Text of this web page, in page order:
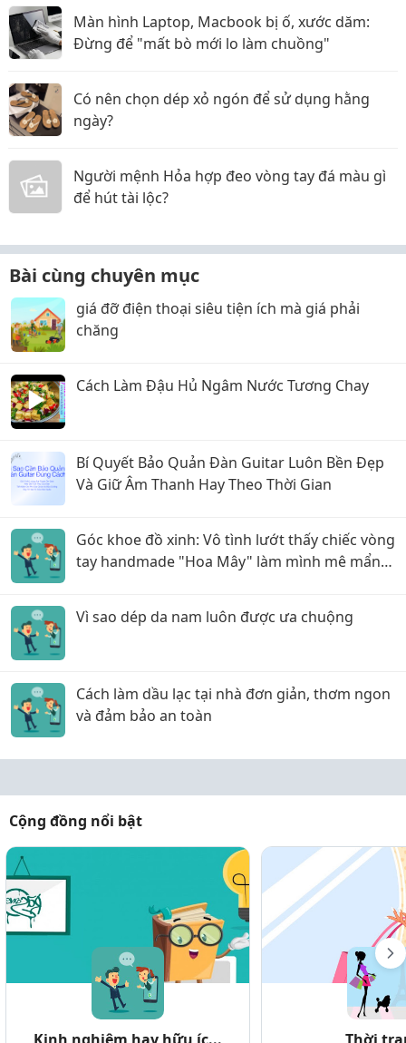
Màn hình Laptop, Macbook bị ố, xước dăm:
Đừng để "mất bò mới lo làm chuồng"
Có nên chọn dép xỏ ngón để sử dụng hằng
ngày?
Người mệnh Hỏa hợp đeo vòng tay đá màu gì
để hút tài lộc?
Bài cùng chuyên mục
giá đỡ điện thoại siêu tiện ích mà giá phải
chăng
Cách Làm Đậu Hủ Ngâm Nước Tương Chay
Bí Quyết Bảo Quản Đàn Guitar Luôn Bền Đẹp
Và Giữ Âm Thanh Hay Theo Thời Gian
Góc khoe đồ xinh: Vô tình lướt thấy chiếc vòng
tay handmade "Hoa Mây" làm mình mê mẩn
Vì sao dép da nam luôn được ưa chuộng
Cách làm dầu lạc tại nhà đơn giản, thơm ngon
và đảm bảo an toàn
Cộng đồng nổi bật